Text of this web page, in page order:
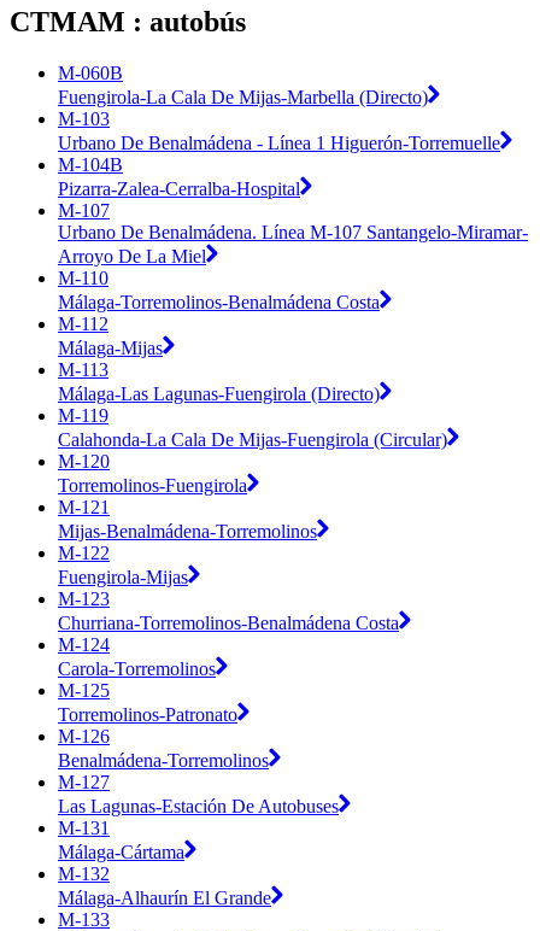
CTMAM : autobús
M-060B
Fuengirola-La Cala De Mijas-Marbella (Directo)
M-103
Urbano De Benalmádena - Línea 1 Higuerón-Torremuelle
M-104B
Pizarra-Zalea-Cerralba-Hospital
M-107
Urbano De Benalmádena. Línea M-107 Santangelo-Miramar-
Arroyo De La Miel
M-110
Málaga-Torremolinos-Benalmádena Costa
M-112
Málaga-Mijas
M-113
Málaga-Las Lagunas-Fuengirola (Directo)
M-119
Calahonda-La Cala De Mijas-Fuengirola (Circular)
M-120
Torremolinos-Fuengirola
M-121
Mijas-Benalmádena-Torremolinos
M-122
Fuengirola-Mijas
M-123
Churriana-Torremolinos-Benalmádena Costa
M-124
Carola-Torremolinos
M-125
Torremolinos-Patronato
M-126
Benalmádena-Torremolinos
M-127
Las Lagunas-Estación De Autobuses
M-131
Málaga-Cártama
M-132
Málaga-Alhaurín El Grande
M-133